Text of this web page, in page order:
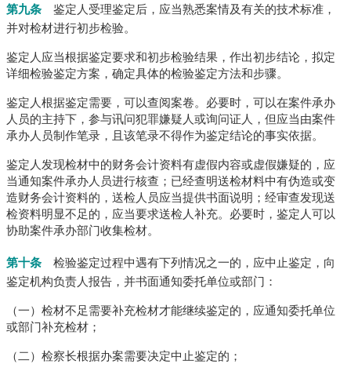
第九条 鉴定人受理鉴定后，应当熟悉案情及有关的技术标准，
并对检材进行初步检验。
鉴定人应当根据鉴定要求和初步检验结果，作出初步结论，拟定
详细检验鉴定方案，确定具体的检验鉴定方法和步骤。
鉴定人根据鉴定需要，可以查阅案卷。 必要时，可以在案件承办
人员的主持下，参与讯问犯罪嫌疑人或询问证人，但应当由案件
承办人员制作笔录，且该笔录不得作为鉴定结论的事实依据。
鉴定人发现检材中的财务会计资料有虚假内容或虚假嫌疑的，应
当通知案件承办人员进行核查； 已经查明送检材料中有伪造或变
造财务会计资料的，送检人员应当提供书面说明； 经审查发现送
检资料明显不足的，应当要求送检人补充。 必要时，鉴定人可以
协助案件承办部门收集检材。
第十条 检验鉴定过程中遇有下列情况之一的，应中止鉴定，向
鉴定机构负责人报告，并书面通知委托单位或部门：
（一）检材不足需要补充检材才能继续鉴定的，应通知委托单位
或部门补充检材；
（二）检察长根据办案需要决定中止鉴定的；